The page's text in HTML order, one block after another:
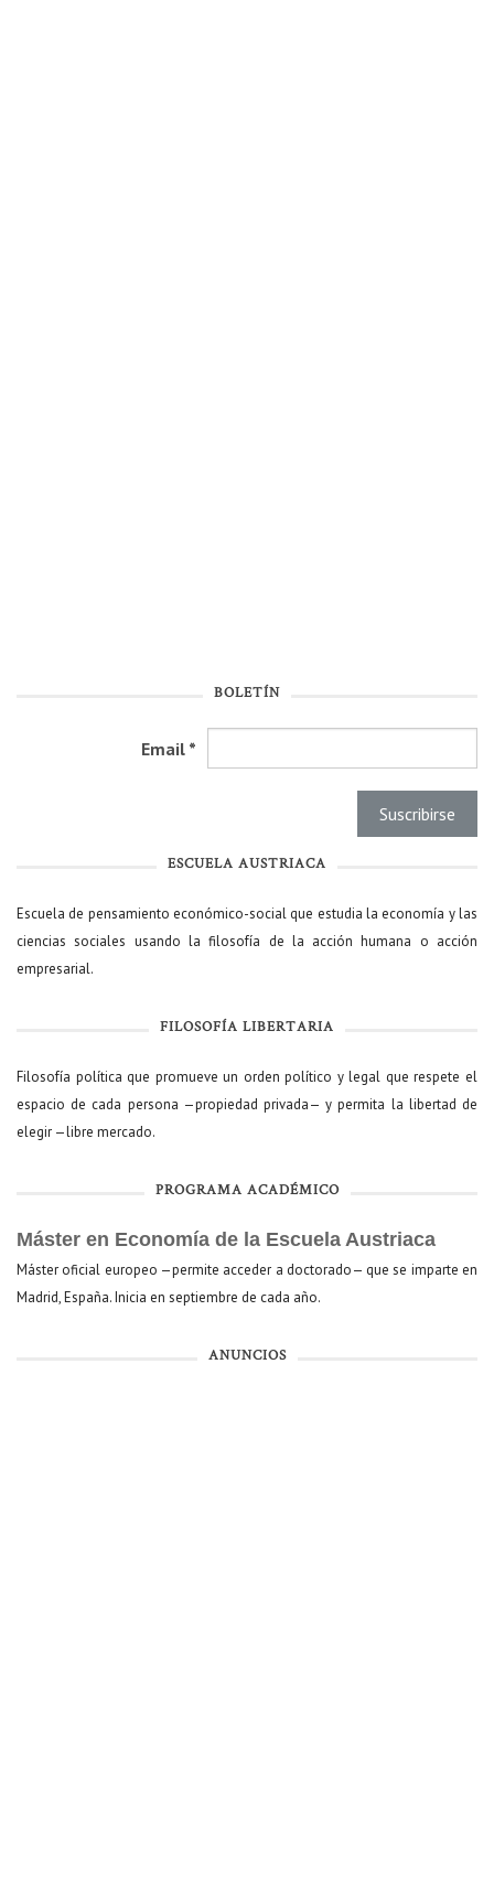
BOLETÍN
Email *
ESCUELA AUSTRIACA
Escuela de pensamiento económico-social que estudia la economía y las
ciencias sociales usando la filosofía de la acción humana o acción
empresarial.
FILOSOFÍA LIBERTARIA
Filosofía política que promueve un orden político y legal que respete el
espacio de cada persona —propiedad privada— y permita la libertad de
elegir —libre mercado.
PROGRAMA ACADÉMICO
Máster en Economía de la Escuela Austriaca
Máster oficial europeo —permite acceder a doctorado— que se imparte en
Madrid, España. Inicia en septiembre de cada año.
ANUNCIOS